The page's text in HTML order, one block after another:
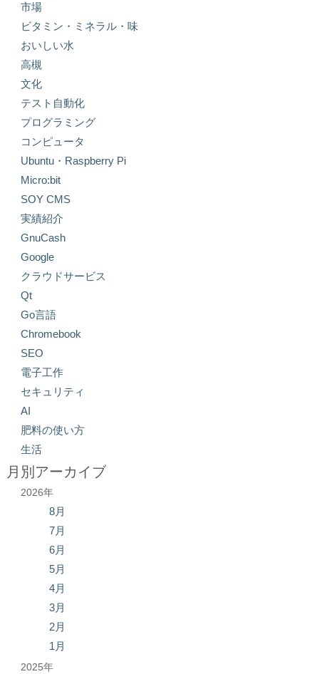
市場
ビタミン・ミネラル・味
おいしい水
高槻
文化
テスト自動化
プログラミング
コンピュータ
Ubuntu・Raspberry Pi
Micro:bit
SOY CMS
実績紹介
GnuCash
Google
クラウドサービス
Qt
Go言語
Chromebook
SEO
電子工作
セキュリティ
AI
肥料の使い方
生活
月別アーカイブ
2026年
8月
7月
6月
5月
4月
3月
2月
1月
2025年